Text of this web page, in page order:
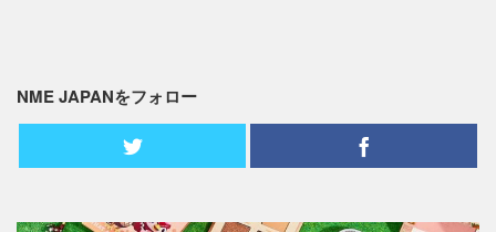
NME JAPANをフォロー